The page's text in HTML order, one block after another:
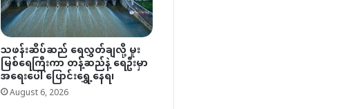
သဖန်းဆိပ်ဆည် ရေလွှတ်ချလို့ မူး
မြစ်ရေကြီးကာ တန့်ဆည်နဲ့ ရေဦးမှာ
အရေးပေါ် ပြောင်းရွှေ့နေရ၊
August 6, 2026